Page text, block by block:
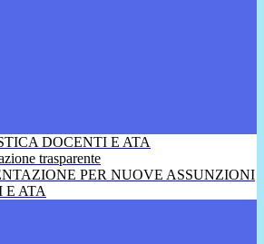
DOCENTI E ATA
trasparente
PER NUOVE ASSUNZIONI
E ATA